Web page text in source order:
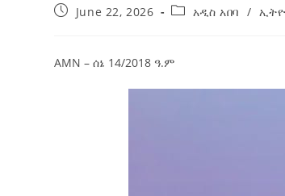
ተጨባጭ የልማት ስኬቶች ለመቀየር
August 7, 2026
2ኛው የአዲስ ሚዲያ
አሸናፊነት ተጠናቀቀ
June 22, 2026 አዲስ አበባ /
AMN – ሰኔ 14/2018 ዓ.ም